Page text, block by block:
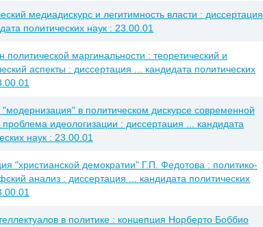
медиадискурс и легитимность власти : диссертация
политических наук : 23.00.01
политической маргинальности : теоретический и
аспекты : диссертация ... кандидата политических
"модернизация" в политическом дискурсе современной
проблема идеологизации : диссертация ... кандидата
наук : 23.00.01
"христианской демократии" Г.П. Федотова : политико-
анализ : диссертация ... кандидата политических
в политике : концепция Норберто Боббио